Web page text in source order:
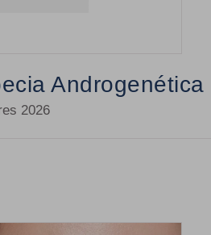
Androgenética
2026